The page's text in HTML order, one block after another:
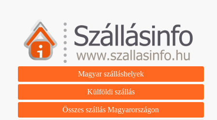
Magyar szálláshelyek
Külföldi szállás
Összes szállás Magyarországon